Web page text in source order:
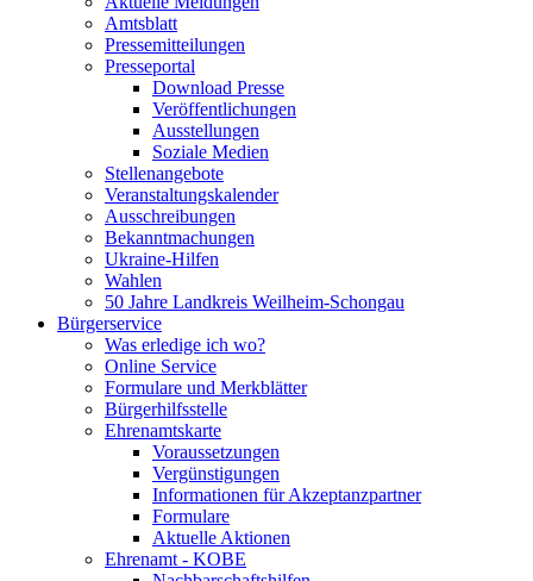
Amtsblatt
Pressemitteilungen
Presseportal
Download Presse
Veröffentlichungen
Ausstellungen
Soziale Medien
Stellenangebote
Veranstaltungskalender
Ausschreibungen
Bekanntmachungen
Ukraine-Hilfen
Wahlen
50 Jahre Landkreis Weilheim-Schongau
Bürgerservice
Was erledige ich wo?
Online Service
Formulare und Merkblätter
Bürgerhilfsstelle
Ehrenamtskarte
Voraussetzungen
Vergünstigungen
Informationen für Akzeptanzpartner
Formulare
Aktuelle Aktionen
Ehrenamt - KOBE